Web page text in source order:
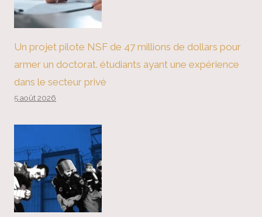
Un projet pilote NSF de 47 millions de dollars pour
armer un doctorat. étudiants ayant une expérience
dans le secteur privé
5 août 2026